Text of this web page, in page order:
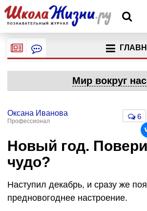
Мир вокруг нас
Оксана Иванова
Профессионал
6
Новый год.
чудо?
Наступил декабрь, и сразу же
предновогоднее настроение.